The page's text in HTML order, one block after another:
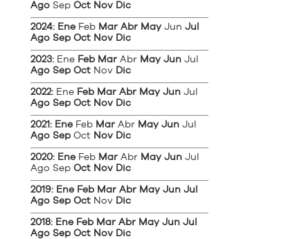
Ago Sep Oct Nov Dic
2024: Ene Feb Mar Abr May Jun Jul
Ago Sep Oct Nov Dic
2023: Ene Feb Mar Abr May Jun Jul
Ago Sep Oct Nov Dic
2022: Ene Feb Mar Abr May Jun Jul
Ago Sep Oct Nov Dic
2021: Ene Feb Mar Abr May Jun Jul
Ago Sep Oct Nov Dic
2020: Ene Feb Mar Abr May Jun Jul
Ago Sep Oct Nov Dic
2019: Ene Feb Mar Abr May Jun Jul
Ago Sep Oct Nov Dic
2018: Ene Feb Mar Abr May Jun Jul
Ago Sep Oct Nov Dic